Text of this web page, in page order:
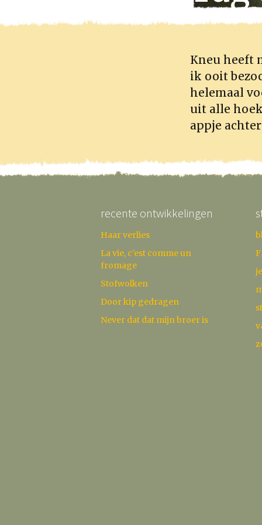
Kneu heeft
ik ooit
helemaal
uit alle
appje
recente ontwikkelingen
Haar verlies
La vie, c’est comme un
fromage
Stofwolken
Door kip gedragen
Never dat dat mijn broer is